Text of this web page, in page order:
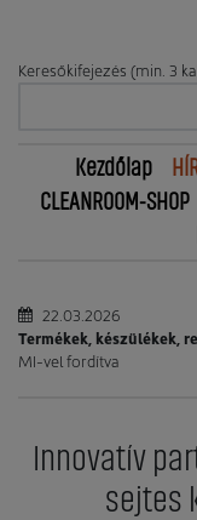
Keresőkifejezés (min. 3
Kezdőlap
CLEANROOM-SHOP
22.03.2026
Termékek, készülékek,
MI-vel fordítva
Innovatív
sejtes